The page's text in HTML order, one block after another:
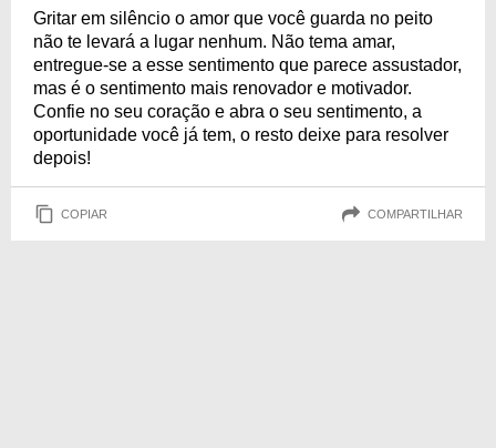
Gritar em silêncio o amor que você guarda no peito
não te levará a lugar nenhum. Não tema amar,
entregue-se a esse sentimento que parece assustador,
mas é o sentimento mais renovador e motivador.
Confie no seu coração e abra o seu sentimento, a
oportunidade você já tem, o resto deixe para resolver
depois!
COPIAR COMPARTILHAR